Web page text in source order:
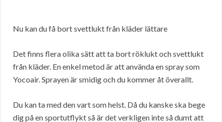
Nu kan du få bort svettlukt från kläder lättare
Det finns flera olika sätt att ta bort röklukt och svettlukt
från kläder. En enkel metod är att använda en spray som
Yocoair. Sprayen är smidig och du kommer åt överallt.
Du kan ta med den vart som helst. Då du kanske ska bege
dig på en sportutflykt så är det verkligen inte så dumt att